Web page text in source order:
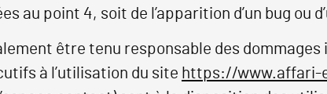
au point 4, soit de l’apparition d’un bug ou
être tenu responsable des
à l’utilisation du site https://www.affari-